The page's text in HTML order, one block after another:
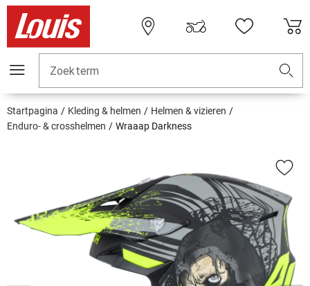
Zoekterm
Startpagina Kleding & helmen
Helmen & vizieren
Enduro- & crosshelmen
Wraaap Darkness